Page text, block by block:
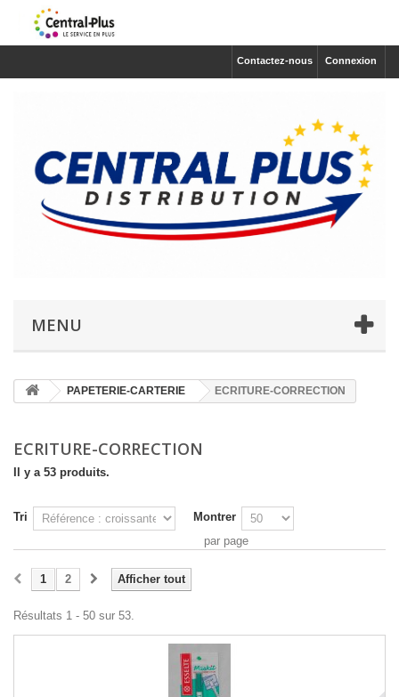
Connexion
Contactez-nous
MENU
PAPETERIE-CARTERIE ECRITURE-CORRECTION
ECRITURE-CORRECTION
Il y a 53 produits.
Tri
Montrer
par page
Afficher tout
1 2
Résultats 1 - 50 sur 53.